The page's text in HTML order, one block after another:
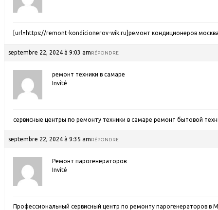
[url=https://remont-kondicionerov-wik.ru]ремонт кондиционеров
septembre 22, 2024 à 9:03 amRÉPONDRE
ремонт техники в самаре
Invité
сервисные центры по ремонту техники в самаре ремонт бытовой
septembre 22, 2024 à 9:35 amRÉPONDRE
Ремонт парогенераторов
Invité
Профессиональный сервисный центр по ремонту парогенераторов в